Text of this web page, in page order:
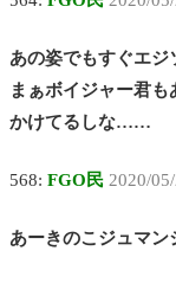
あの姿でもすぐエ
まぁボイジャー君
かけてるしな……
568: FGO民 2020/
あーきのこジュマン